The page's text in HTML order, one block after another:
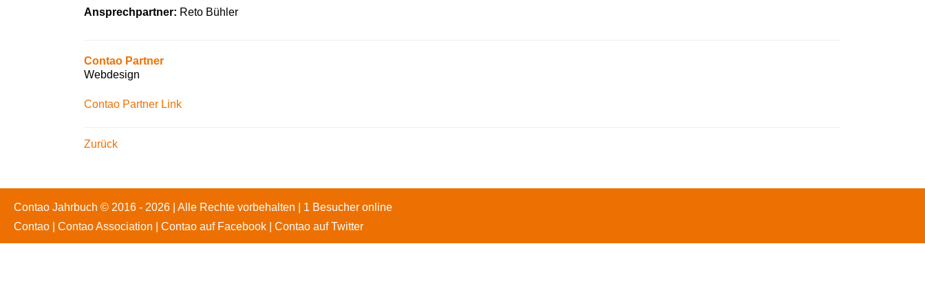
Ansprechpartner: Reto Bühler
Contao Partner
Webdesign
Contao Partner Link
Zurück
Contao Jahrbuch © 2016 - 2026 | Alle Rechte vorbehalten | 1 Besucher online
Contao
Contao Association Contao auf Facebook Contao auf Twitter